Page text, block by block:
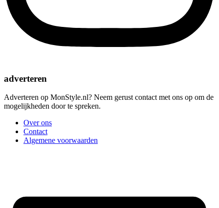
adverteren
Adverteren op MonStyle.nl? Neem gerust contact met ons op om de
mogelijkheden door te spreken.
Over ons
Contact
Algemene voorwaarden